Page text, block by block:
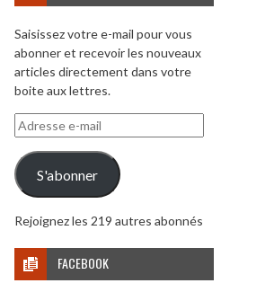
Saisissez votre e-mail pour vous
abonner et recevoir les nouveaux
articles directement dans votre
boite aux lettres.
Adresse
e-
mail
S'abonner
Rejoignez les 219 autres abonnés
FACEBOOK